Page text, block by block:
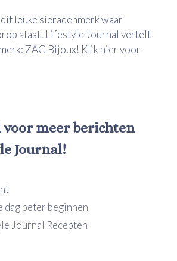
leuke sieradenmerk waar
staat! Lifestyle Journal vertelt
ZAG Bijoux! Klik hiervoor
voor meer berichten
Journal!
dag beter beginnen
Journal Recepten